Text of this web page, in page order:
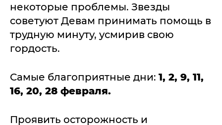
некоторые проблемы. Звезды
советуют Девам принимать помощь в
трудную минуту, усмирив свою
гордость.
Самые благоприятные дни: 1, 2, 9, 11,
16, 20, 28 февраля.
Проявить осторожность и